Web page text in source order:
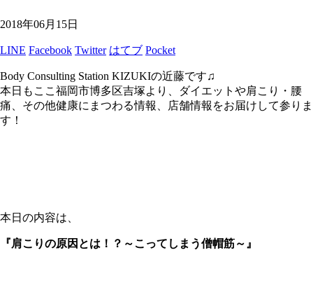
2018年06月15日
LINE Facebook Twitter はてブ Pocket
Body Consulting Station KIZUKIの近藤です♫
本日もここ福岡市博多区吉塚より、ダイエットや肩こり・腰
痛、その他健康にまつわる情報、店舗情報をお届けして参りま
す！
本日の内容は、
『肩こりの原因とは！？～こってしまう僧帽筋～』